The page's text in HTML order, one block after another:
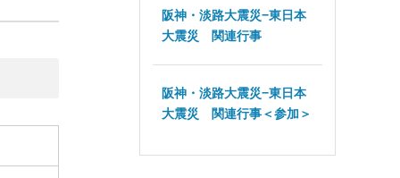
阪神・淡路大震災−東日本
大震災 関連行事
阪神・淡路大震災−東日本
大震災 関連行事＜参加＞